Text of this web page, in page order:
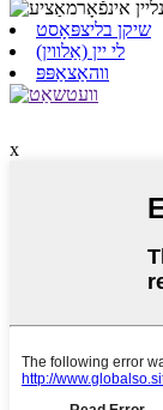
שיקן בליצפּאָסט
לי יין (אַלווין)
ווהאַצאַפּפּ
x